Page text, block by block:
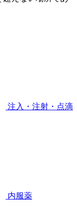
注入・注射・点滴
内服薬